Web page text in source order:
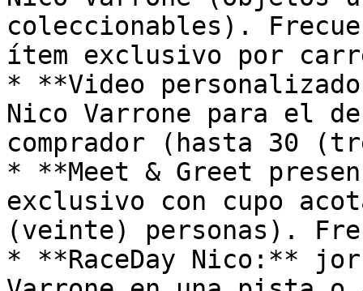
coleccionables).
ítem exclusivo por
* **Video
Nico Varrone para el
comprador (hasta 30
* **Meet & Greet
exclusivo con cupo
(veinte) personas).
* **RaceDay Nico:**